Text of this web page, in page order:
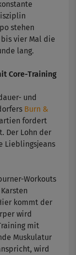
stehen
vier Mal die
lang.
Core-Training
und
Burn &
fordert
Der Lohn der
Lieblingsjeans
Workouts
kommt der
wird
mit
Muskulatur
wird